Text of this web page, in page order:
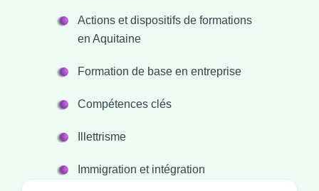
Actions et dispositifs de formations
en Aquitaine
Formation de base en entreprise
Compétences clés
Illettrisme
Immigration et intégration